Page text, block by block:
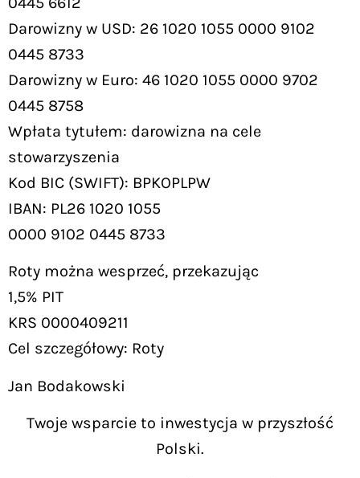
Darowizny w USD: 26 1020 1055 0000 9102
0445 8733
Darowizny w Euro: 46 1020 1055 0000 9702
0445 8758
Wpłata tytułem: darowizna na cele
stowarzyszenia
Kod BIC (SWIFT): BPKOPLPW
IBAN: PL26 1020 1055
0000 9102 0445 8733
Roty można wesprzeć, przekazując
1,5% PIT
KRS 0000409211
Cel szczegółowy: Roty
Jan Bodakowski
Twoje wsparcie to inwestycja w przyszłość
Polski.